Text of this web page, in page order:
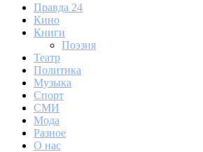
Правда 24
Кино
Книги
Поэзия
Театр
Политика
Музыка
Спорт
СМИ
Мода
Разное
О нас